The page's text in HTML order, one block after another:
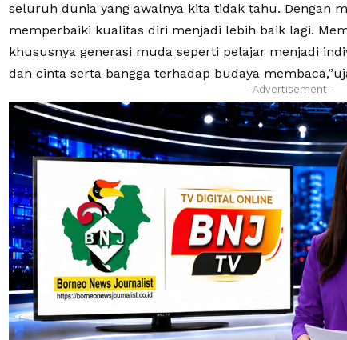
seluruh dunia yang awalnya kita tidak tahu. Dengan
memperbaiki kualitas diri menjadi lebih baik lagi.
khususnya generasi muda seperti pelajar menjadi
dan cinta serta bangga terhadap budaya
- Advertisement -